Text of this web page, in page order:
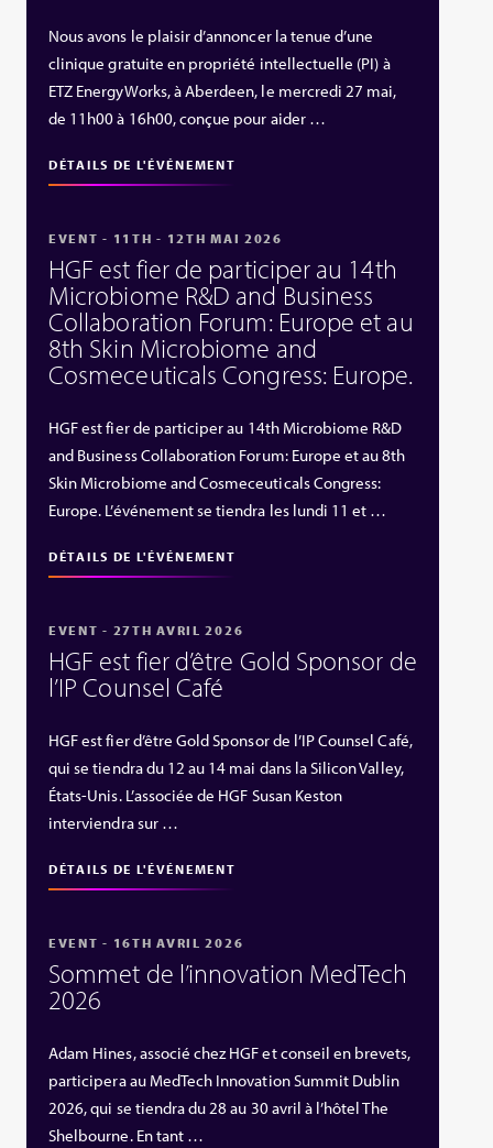
Nous avons le plaisir d’annoncer la tenue d’une
clinique gratuite en propriété intellectuelle (PI) à
ETZ EnergyWorks, à Aberdeen, le mercredi 27 mai,
de 11h00 à 16h00, conçue pour aider …
DÉTAILS DE L'ÉVÉNEMENT
EVENT - 11TH - 12TH MAI 2026
HGF est fier de participer au 14th
Microbiome R&D and Business
Collaboration Forum: Europe et au
8th Skin Microbiome and
Cosmeceuticals Congress: Europe.
HGF est fier de participer au 14th Microbiome R&D
and Business Collaboration Forum: Europe et au 8th
Skin Microbiome and Cosmeceuticals Congress:
Europe. L’événement se tiendra les lundi 11 et …
DÉTAILS DE L'ÉVÉNEMENT
EVENT - 27TH AVRIL 2026
HGF est fier d’être Gold Sponsor de
l’IP Counsel Café
HGF est fier d’être Gold Sponsor de l’IP Counsel Café,
qui se tiendra du 12 au 14 mai dans la Silicon Valley,
États‑Unis. L’associée de HGF Susan Keston
interviendra sur …
DÉTAILS DE L'ÉVÉNEMENT
EVENT - 16TH AVRIL 2026
Sommet de l’innovation MedTech
2026
Adam Hines, associé chez HGF et conseil en brevets,
participera au MedTech Innovation Summit Dublin
2026, qui se tiendra du 28 au 30 avril à l’hôtel The
Shelbourne. En tant …